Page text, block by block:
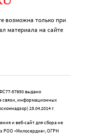
возможна только при
материала на сайте
57850 выдано
связи, информационных
25.04.2014 г.
и веб-сайт для сбора не
РОО «Милосердие», ОГРН